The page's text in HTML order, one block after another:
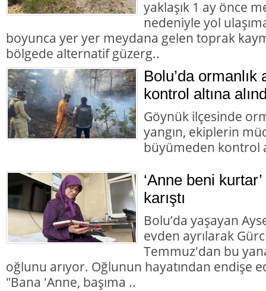
yaklaşık 1 ay önce
nedeniyle yol
boyunca yer yer meydana gelen toprak
bölgede alternatif güzerg..
Bolu’da ormanlık
kontrol altına
Göynük ilçesinde
yangın, ekiplerin
büyümeden kontrol
‘Anne beni
karıştı
Bolu’da yaşayan
evden ayrılarak
Temmuz'dan bu
oğlunu arıyor. Oğlunun hayatından endişe
"Bana 'Anne, başıma ..